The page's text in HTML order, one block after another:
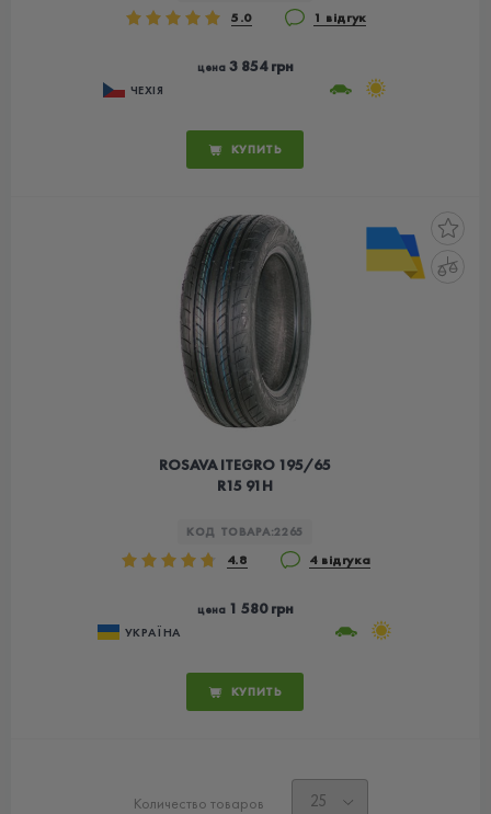
5.0 1 відгук
цена3 854 грн
ЧЕХІЯ
КУПИТЬ
ROSAVA ITEGRO 195/65
R15 91H
КОД ТОВАРА:2265
4.8 4 відгука
цена1 580 грн
УКРАЇНА
КУПИТЬ
Количество товаров